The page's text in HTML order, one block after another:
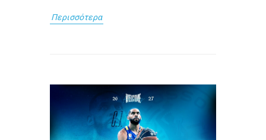
Περισσότερα